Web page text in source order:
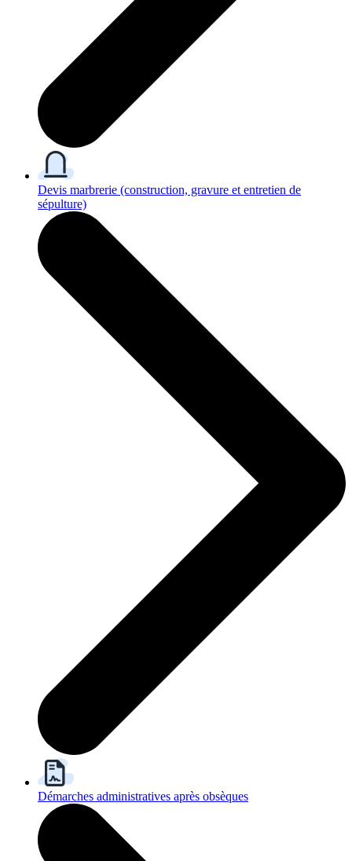
Devis marbrerie (construction, gravure et entretien de
sépulture)
Démarches administratives après obsèques